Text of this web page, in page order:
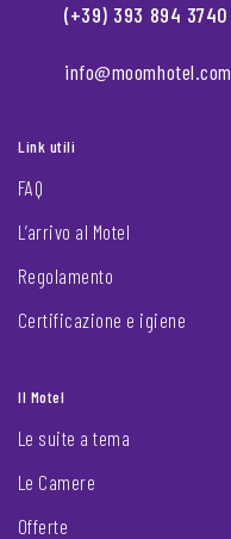
(+39) 393 894 3740
info@moomhotel.com
Link utili
FAQ
L’arrivo al Motel
Regolamento
Certificazione e igiene
Il Motel
Le suite a tema
Le Camere
Offerte